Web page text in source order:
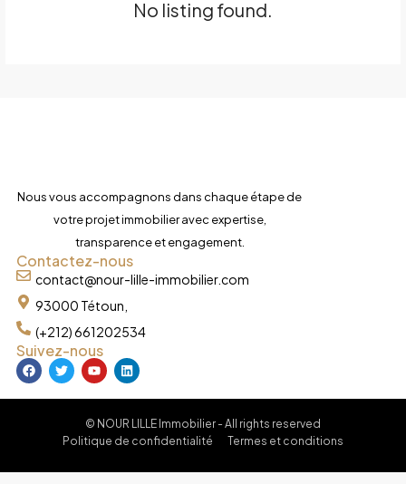
No listing found.
Nous vous accompagnons dans chaque étape de
votre projet immobilier avec expertise,
transparence et engagement.
Contactez-nous
contact@nour-lille-immobilier.com
93000 Tétoun,
(+212) 661202534
Suivez-nous
© NOUR LILLE Immobilier - All rights reserved
Politique de confidentialité
Termes et conditions